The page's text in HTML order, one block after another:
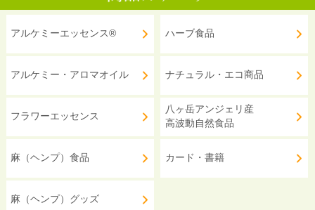
アルケミーエッセンス®
アルケミー・アロマオイル
フラワーエッセンス
麻（ヘンプ）食品
麻（ヘンプ）グッズ
ハーブ食品
ナチュラル・エコ商品
八ヶ岳アンジェリ産
高波動自然食品
カード・書籍